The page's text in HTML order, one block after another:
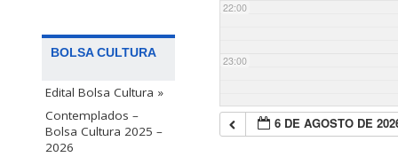
BOLSA CULTURA
Edital Bolsa Cultura »
Contemplados –
Bolsa Cultura 2025 –
2026
22:00
23:00
6 DE AGOSTO DE